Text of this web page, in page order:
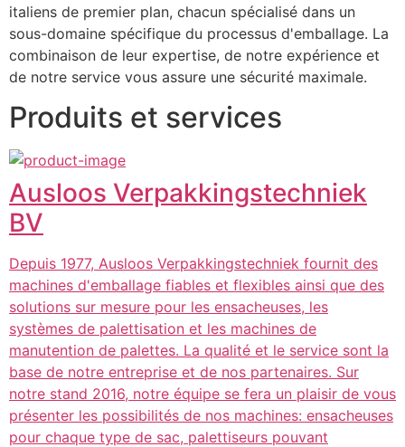
italiens de premier plan, chacun spécialisé dans un
sous-domaine spécifique du processus d'emballage. La
combinaison de leur expertise, de notre expérience et
de notre service vous assure une sécurité maximale.
Produits et services
Ausloos Verpakkingstechniek
BV
Depuis 1977, Ausloos Verpakkingstechniek fournit des
machines d'emballage fiables et flexibles ainsi que des
solutions sur mesure pour les ensacheuses, les
systèmes de palettisation et les machines de
manutention de palettes. La qualité et le service sont la
base de notre entreprise et de nos partenaires. Sur
notre stand 2016, notre équipe se fera un plaisir de vous
présenter les possibilités de nos machines: ensacheuses
pour chaque type de sac, palettiseurs pouvant